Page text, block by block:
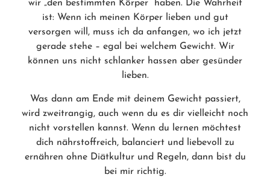
wir „den bestimmten Körper“ haben. Die Wahrheit
ist: Wenn ich meinen Körper lieben und gut
versorgen will, muss ich da anfangen, wo ich jetzt
gerade stehe – egal bei welchem Gewicht. Wir
können uns nicht schlanker hassen aber gesünder
lieben.
Was dann am Ende mit deinem Gewicht passiert,
wird zweitrangig, auch wenn du es dir vielleicht noch
nicht vorstellen kannst. Wenn du lernen möchtest
dich nährstoffreich, balanciert und liebevoll zu
ernähren ohne Diätkultur und Regeln, dann bist du
bei mir richtig.